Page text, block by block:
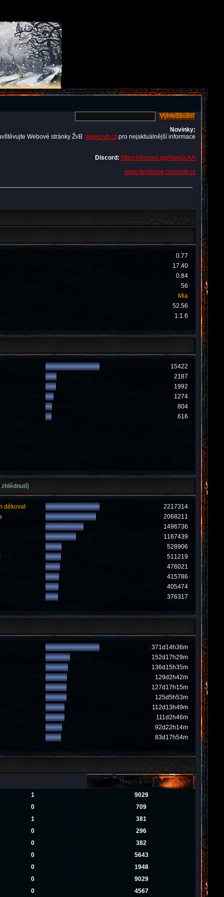
Novinky:
Webové stránky ŽvB www.zvb.cz pro nejaktuálnější informace
Discord: https://discord.gg/NqqGcAA
www.facebook.com/zvb.cz
0.77
17.40
0.84
56
Mia
52.56
1:1.6
15422
2187
1992
1274
804
616
děkovat
2217314
2068211
1496736
1167439
528906
511219
476021
415786
405474
376317
371d14h36m
152d17h29m
136d15h35m
129d2h42m
127d17h15m
125d5h53m
112d13h49m
111d2h46m
92d22h14m
83d17h54m
Nejvíce online
1
9029
0
709
1
381
0
296
0
382
0
5643
0
1948
0
9029
0
4567